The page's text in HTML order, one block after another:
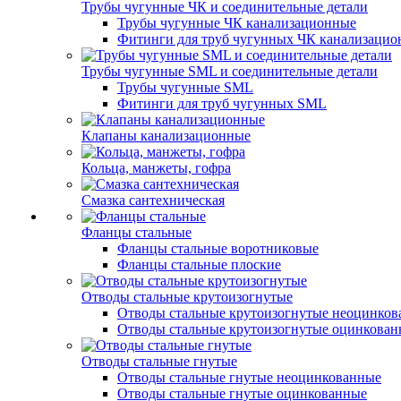
Трубы чугунные ЧК и соединительные детали
Трубы чугунные ЧК канализационные
Фитинги для труб чугунных ЧК
Трубы чугунные SML и соединительные детали
Трубы чугунные SML
Фитинги для труб чугунных SML
Клапаны канализационные
Кольца, манжеты, гофра
Смазка сантехническая
Фланцы стальные
Фланцы стальные воротниковые
Фланцы стальные плоские
Отводы стальные крутоизогнутые
Отводы стальные крутоизогнутые
Отводы стальные крутоизогнутые
Отводы стальные гнутые
Отводы стальные гнутые неоцинкованные
Отводы стальные гнутые оцинкованные